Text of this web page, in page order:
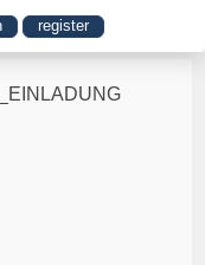
register